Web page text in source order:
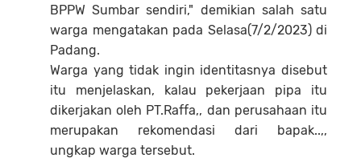
BPPW Sumbar sendiri," demikian salah satu
warga mengatakan pada Selasa(7/2/2023) di
Padang.
Warga yang tidak ingin identitasnya disebut
itu menjelaskan, kalau pekerjaan pipa itu
dikerjakan oleh PT.Raffa,, dan perusahaan itu
merupakan rekomendasi dari bapak..,,
ungkap warga tersebut.